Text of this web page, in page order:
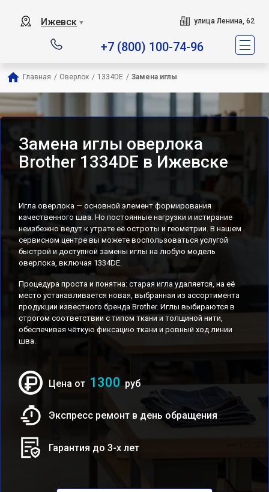
Ижевск ▼ улица Ленина, 62
+7 (800) 100-74-96
Главная / Оверлок / 1334DE / Замена иглы
Замена иглы оверлока
Brother 1334DE в Ижевске
Игла оверлока — основной элемент формирования
качественного шва. Но постоянные нагрузки и истирание
неизбежно ведут к утрате её остроты и геометрии. В нашем
сервисном центре вы можете воспользоваться услугой
быстрой и доступной замены иглы на любую модель
оверлока, включая 1334DE.
Процедура проста и понятна: старая игла удаляется, на её
место устанавливается новая, выбранная из ассортимента
продукции известного бренда Brother. Иглы выбираются в
строгом соответствии с типом ткани и толщиной нити,
обеспечивая чёткую фиксацию ткани и ровный ход линии
шва.
Цена от 1300 руб
Экспресс ремонт в день обращения
Гарантия до 3-х лет